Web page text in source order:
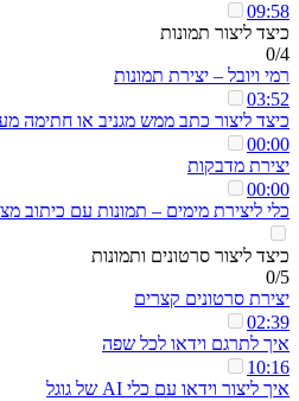
09:58
כיצד ליצור תמונות
0/4
רמי ויובל – יצירת תמונות
03:52
כיצד ליצור כתב ממש מגניב או חתימה
00:00
יצירת מדבקות
00:00
כלי ליצירת מימים – תמונות עם כיתוב
כיצד ליצור סרטונים ותמונות
0/5
יצירת סרטונים קצרים
02:39
איך לתרגם וידאו לכל שפה
10:16
איך ליצור וידאו עם כלי AI של גוגל